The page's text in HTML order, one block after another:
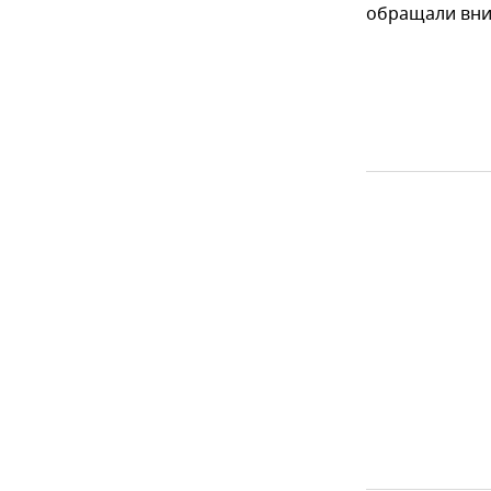
обращали